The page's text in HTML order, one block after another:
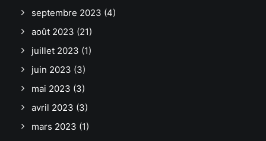
septembre 2023 (4)
août 2023 (21)
juillet 2023 (1)
juin 2023 (3)
mai 2023 (3)
avril 2023 (3)
mars 2023 (1)